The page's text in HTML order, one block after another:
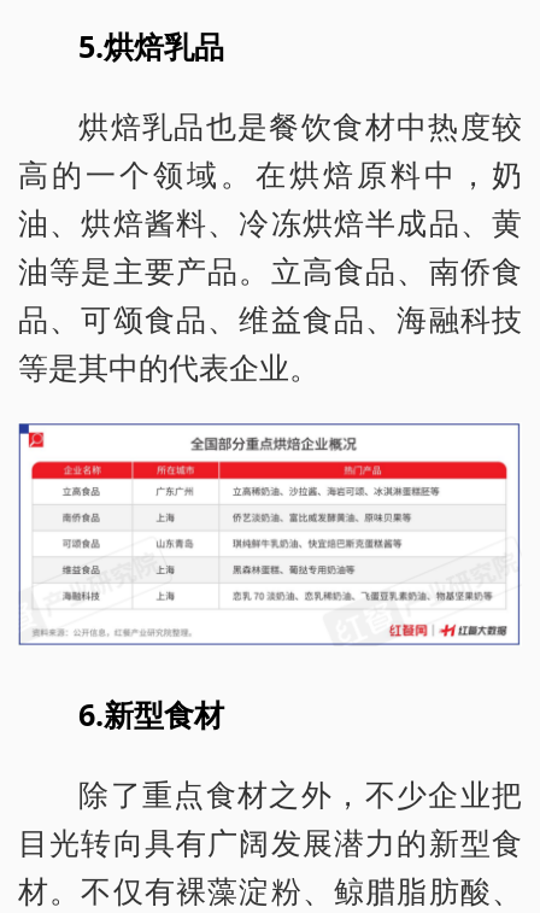
5.烘焙乳品
烘焙乳品也是餐饮食材中热度较
高的一个领域。在烘焙原料中，奶
油、烘焙酱料、冷冻烘焙半成品、黄
油等是主要产品。立高食品、南侨食
品、可颂食品、维益食品、海融科技
等是其中的代表企业。
6.新型食材
除了重点食材之外，不少企业把
目光转向具有广阔发展潜力的新型食
材。不仅有裸藻淀粉、鲸腊脂肪酸、